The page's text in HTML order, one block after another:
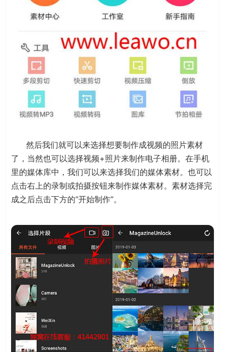
然后我们就可以来选择想要制作成视频的照片素材
了，当然也可以选择视频+照片来制作电子相册。在手机
里的媒体库中，我们可以来选择我们的媒体素材。也可以
点击右上的录制或拍摄按钮来制作媒体素材。素材选择完
成之后点击下方的“开始制作”。